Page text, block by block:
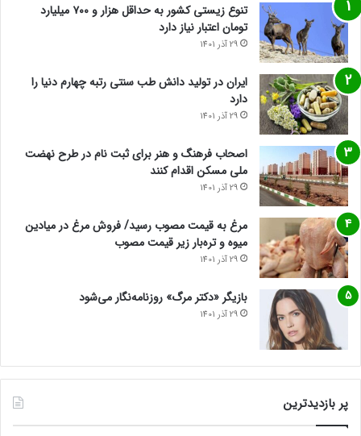
تنوع زیستی کشور به حداقل هزار و ۷۰۰ میلیارد
تومان اعتبار نیاز دارد
29 آذر 1401
ایران در تولید دانش طب سنتی رتبه چهارم دنیا را
دارد
29 آذر 1401
اصحاب فرهنگ و هنر برای ثبت نام در طرح نهضت
ملی مسکن اقدام کنند
29 آذر 1401
مرغ به قیمت مصوب رسید/ فروش مرغ در میادین
میوه و تره‌بار زیر قیمت مصوب
29 آذر 1401
بازیگر «دکتر مرگ» روزنامه‌نگار می‌شود
29 آذر 1401
پر بازدیدترین